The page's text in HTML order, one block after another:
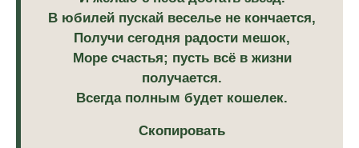
В юбилей пускай веселье не кончается,
Получи сегодня радости мешок,
Море счастья; пусть всё в жизни
получается.
Всегда полным будет кошелек.
Скопировать